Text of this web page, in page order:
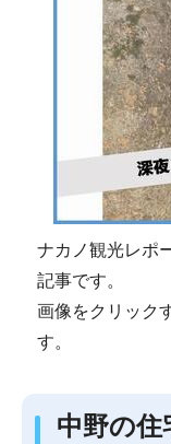
ナカノ観光レポ
記事です。
画像をクリック
す。
中野の住